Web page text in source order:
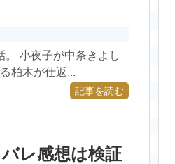
小夜子が中条きよし
柏木が仕返...
記事を読む
レ感想は検証